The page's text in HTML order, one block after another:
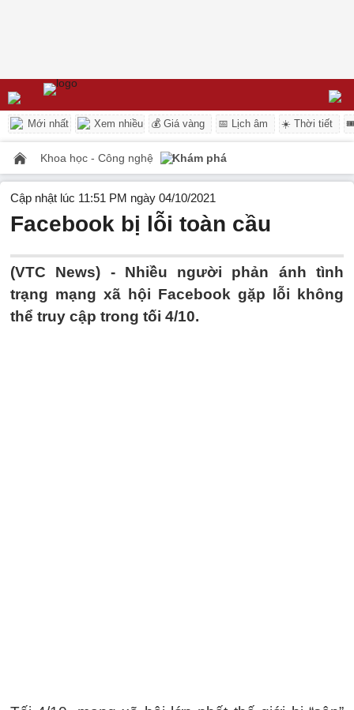
Mới nhất Xem nhiều 💰 Giá vàng 📅 Lịch âm ☀️ Thời tiết
Khoa học - Công nghệ Khám phá
Cập nhật lúc 11:51 PM ngày 04/10/2021
Facebook bị lỗi toàn cầu
(VTC News) - Nhiều người phản ánh tình
trạng mạng xã hội Facebook gặp lỗi không
thể truy cập trong tối 4/10.